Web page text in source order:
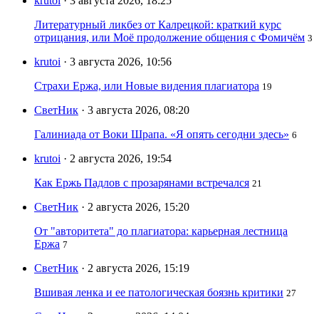
Литературный ликбез от Калрецкой: краткий курс
отрицания, или Моё продолжение общения с Фомичём 3
krutoi · 3 августа 2026, 10:56
Страхи Ержа, или Новые видения плагиатора 19
СветНик · 3 августа 2026, 08:20
Галиниада от Воки Шрапа. «Я опять сегодни здесь» 6
krutoi · 2 августа 2026, 19:54
Как Ержь Падлов с прозарянами встречался 21
СветНик · 2 августа 2026, 15:20
От "авторитета" до плагиатора: карьерная лестница
Ержа 7
СветНик · 2 августа 2026, 15:19
Вшивая ленка и ее патологическая боязнь критики 27